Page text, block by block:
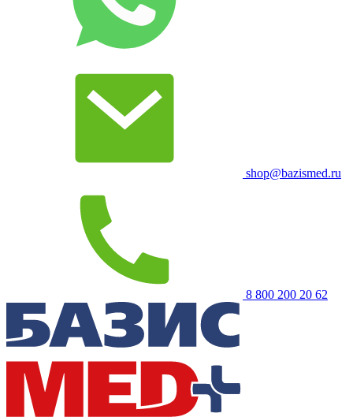
shop@bazismed.ru
8 800 200 20 62